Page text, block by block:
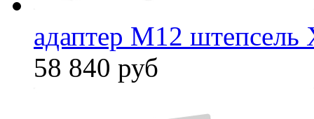
адаптер M12 штепсель
58 840 руб